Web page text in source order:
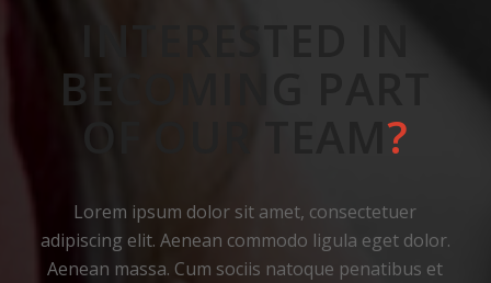
BECOMING PART
?
Lorem ipsum dolor sit amet, consectetuer
adipiscing elit. Aenean commodo ligula eget dolor.
Aenean massa. Cum sociis natoque penatibus et